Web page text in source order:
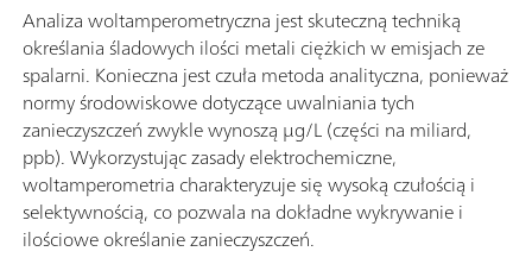
Analiza woltamperometryczna jest skuteczną techniką
określania śladowych ilości metali ciężkich w emisjach ze
spalarni. Konieczna jest czuła metoda analityczna, ponieważ
normy środowiskowe dotyczące uwalniania tych
zanieczyszczeń zwykle wynoszą µg/L (części na miliard,
ppb). Wykorzystując zasady elektrochemiczne,
woltamperometria charakteryzuje się wysoką czułością i
selektywnością, co pozwala na dokładne wykrywanie i
ilościowe określanie zanieczyszczeń.